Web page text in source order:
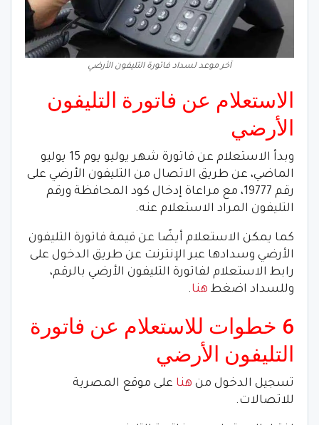
آخر موعد لسداد فاتورة التليفون الأرضي
الاستعلام عن فاتورة التليفون
الأرضي
وبدأ الاستعلام عن فاتورة شهر يوليو يوم 15 يوليو
الماضي، عن طريق الاتصال من التليفون الأرضي على
رقم 19777، مع مراعاة إدخال كود المحافظة ورقم
التليفون المراد الاستعلام عنه.
كما يمكن الاستعلام أيضًا عن قيمة فاتورة التليفون
الأرضي وسدادها عبر الإنترنت عن طريق الدخول على
رابط الاستعلام لفاتورة التليفون الأرضي بالرقم،
وللسداد اضغط هنا.
6 خطوات للاستعلام عن فاتورة
التليفون الأرضي
تسجيل الدخول من هنا على موقع المصرية
للاتصالات.